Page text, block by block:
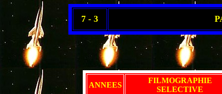
7 - 3
ANNEES
FILMOGRAPHIE
SELECTIVE